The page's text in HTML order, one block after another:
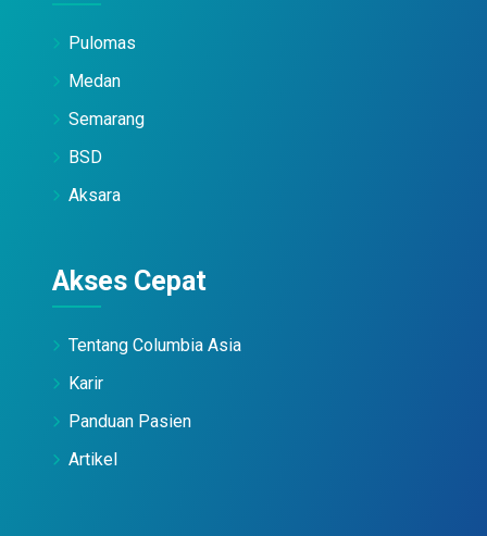
Pulomas
Medan
Semarang
BSD
Aksara
Akses Cepat
Tentang Columbia Asia
Karir
Panduan Pasien
Artikel